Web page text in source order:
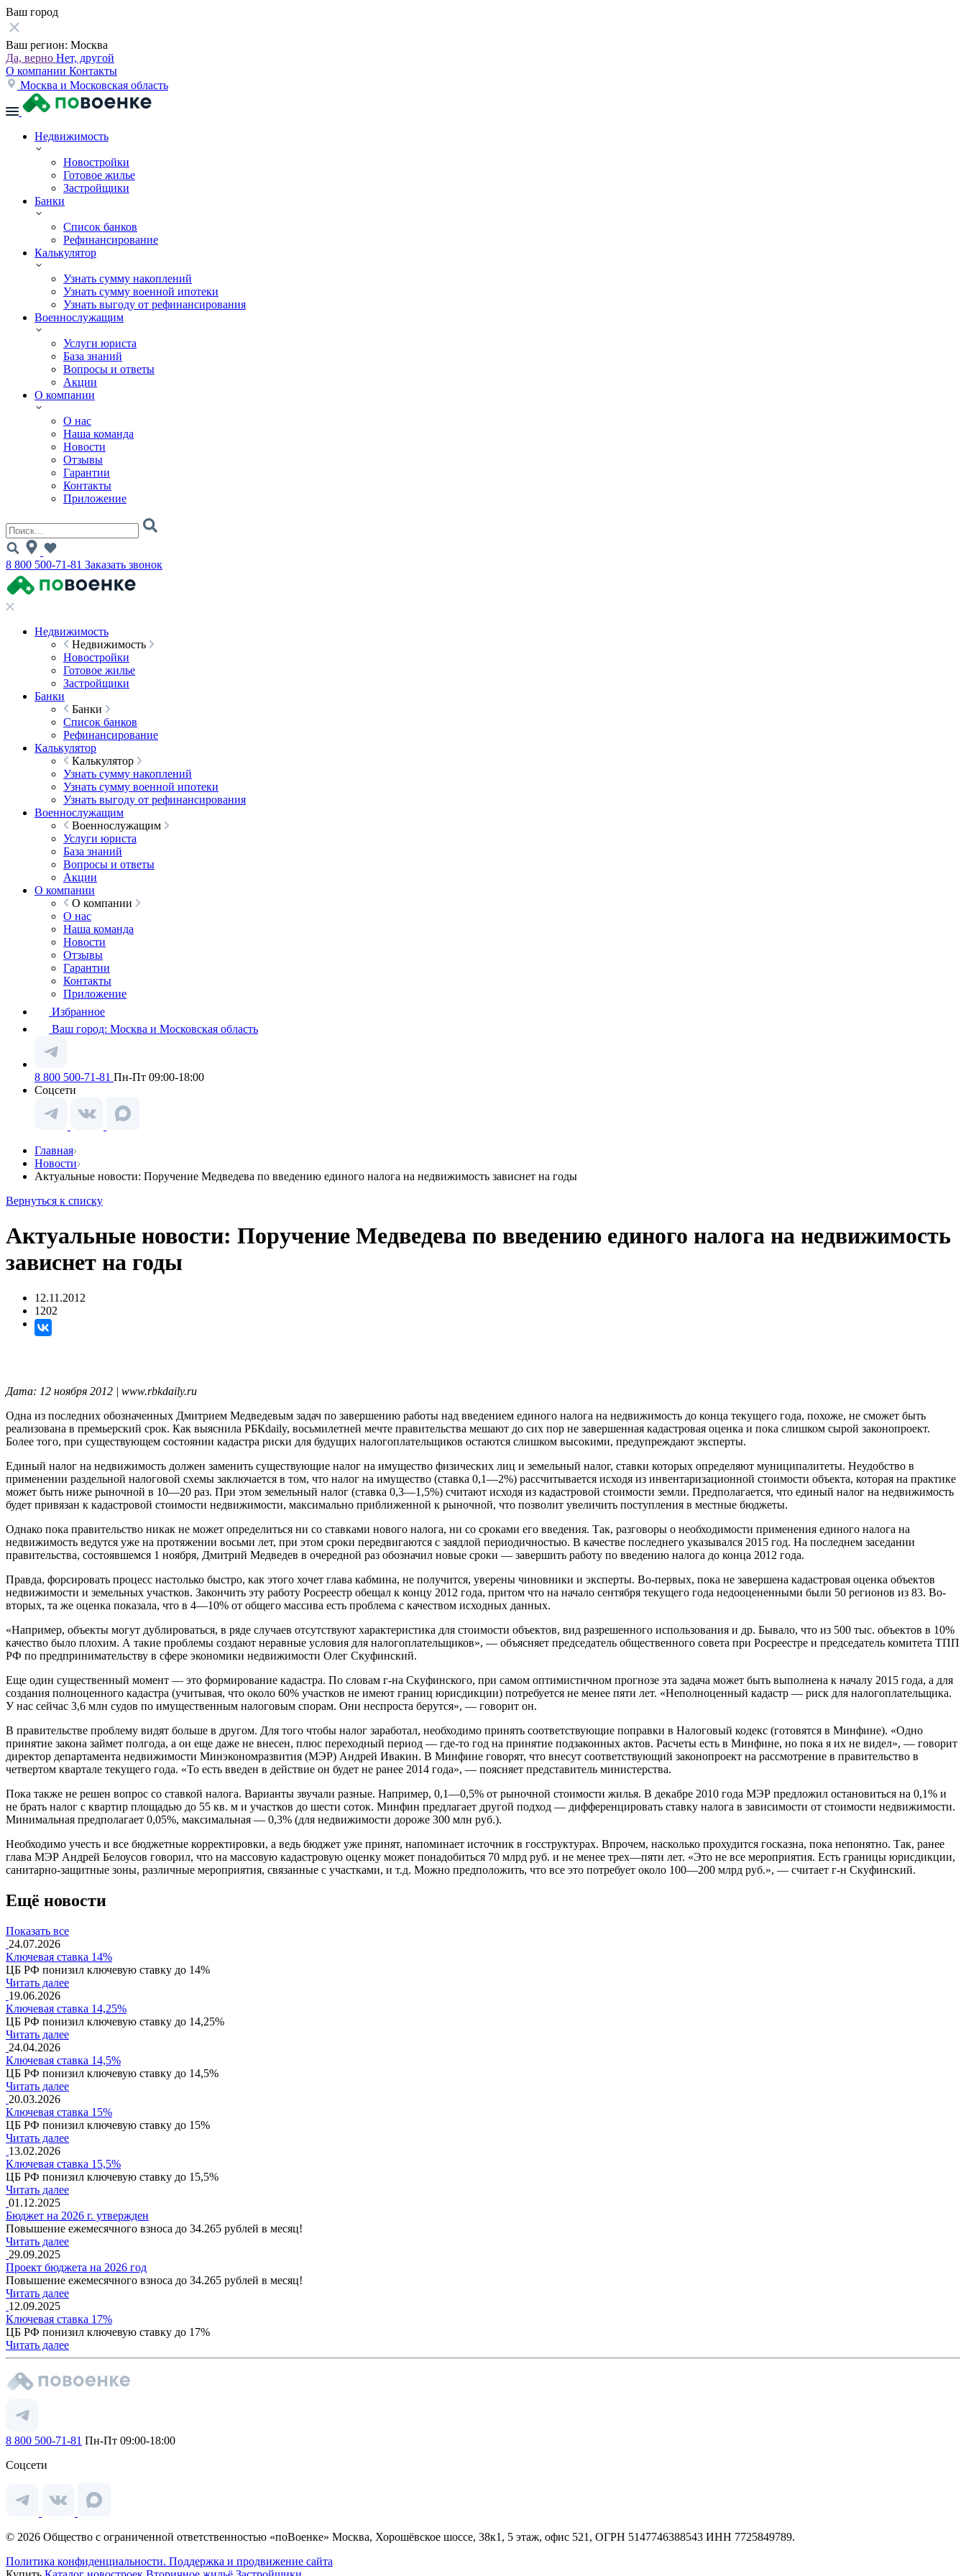
Ваш город
Ваш регион: Москва
Да, верно Нет, другой
О компании Контакты
Москва и Московская область
Недвижимость
Новостройки
Готовое жилье
Застройщики
Банки
Список банков
Рефинансирование
Калькулятор
Узнать сумму накоплений
Узнать сумму военной ипотеки
Узнать выгоду от рефинансирования
Военнослужащим
Услуги юриста
База знаний
Вопросы и ответы
Акции
О компании
О нас
Наша команда
Новости
Отзывы
Гарантии
Контакты
Приложение
8 800 500-71-81 Заказать звонок
Недвижимость
Недвижимость
Новостройки
Готовое жилье
Застройщики
Банки
Банки
Список банков
Рефинансирование
Калькулятор
Калькулятор
Узнать сумму накоплений
Узнать сумму военной ипотеки
Узнать выгоду от рефинансирования
Военнослужащим
Военнослужащим
Услуги юриста
База знаний
Вопросы и ответы
Акции
О компании
О компании
О нас
Наша команда
Новости
Отзывы
Гарантии
Контакты
Приложение
Избранное
Ваш город: Москва и Московская область
8 800 500-71-81 Пн-Пт 09:00-18:00
Соцсети
Главная
Новости
Актуальные новости: Поручение Медведева по введению единого налога на недвижимость зависнет на годы
Вернуться к списку
Актуальные новости: Поручение Медведева по введению единого налога на недвижимость
зависнет на годы
12.11.2012
1202
Дата: 12 ноября 2012 | www.rbkdaily.ru
Одна из последних обозначенных Дмитрием Медведевым задач по завершению работы над введением единого налога на недвижимость до конца текущего года, похоже, не сможет быть
реализована в премьерский срок. Как выяснила РБКdaily, восьмилетней мечте правительства мешают до сих пор не завершенная кадастровая оценка и пока слишком сырой законопроект.
Более того, при существующем состоянии кадастра риски для будущих налогоплательщиков остаются слишком высокими, предупреждают эксперты.
Единый налог на недвижимость должен заменить существующие налог на имущество физических лиц и земельный налог, ставки которых определяют муниципалитеты. Неудобство в
применении раздельной налоговой схемы заключается в том, что налог на имущество (ставка 0,1—2%) рассчитывается исходя из инвентаризационной стоимости объекта, которая на практике
может быть ниже рыночной в 10—20 раз. При этом земельный налог (ставка 0,3—1,5%) считают исходя из кадастровой стоимости земли. Предполагается, что единый налог на недвижимость
будет привязан к кадастровой стоимости недвижимости, максимально приближенной к рыночной, что позволит увеличить поступления в местные бюджеты.
Однако пока правительство никак не может определиться ни со ставками нового налога, ни со сроками его введения. Так, разговоры о необходимости применения единого налога на
недвижимость ведутся уже на протяжении восьми лет, при этом сроки передвигаются с заядлой периодичностью. В качестве последнего указывался 2015 год. На последнем заседании
правительства, состоявшемся 1 ноября, Дмитрий Медведев в очередной раз обозначил новые сроки — завершить работу по введению налога до конца 2012 года.
Правда, форсировать процесс настолько быстро, как этого хочет глава кабмина, не получится, уверены чиновники и эксперты. Во-первых, пока не завершена кадастровая оценка объектов
недвижимости и земельных участков. Закончить эту работу Росреестр обещал к концу 2012 года, притом что на начало сентября текущего года недооцененными были 50 регионов из 83. Во-
вторых, та же оценка показала, что в 4—10% от общего массива есть проблема с качеством исходных данных.
«Например, объекты могут дублироваться, в ряде случаев отсутствуют характеристика для стоимости объектов, вид разрешенного использования и др. Бывало, что из 500 тыс. объектов в 10%
качество было плохим. А такие проблемы создают неравные условия для налогоплательщиков», — объясняет председатель общественного совета при Росреестре и председатель комитета ТПП
РФ по предпринимательству в сфере экономики недвижимости Олег Скуфинский.
Еще один существенный момент — это формирование кадастра. По словам г-на Скуфинского, при самом оптимистичном прогнозе эта задача может быть выполнена к началу 2015 года, а для
создания полноценного кадастра (учитывая, что около 60% участков не имеют границ юрисдикции) потребуется не менее пяти лет. «Неполноценный кадастр — риск для налогоплательщика.
У нас сейчас 3,6 млн судов по имущественным налоговым спорам. Они неспроста берутся», — говорит он.
В правительстве проблему видят больше в другом. Для того чтобы налог заработал, необходимо принять соответствующие поправки в Налоговый кодекс (готовятся в Минфине). «Одно
принятие закона займет полгода, а он еще даже не внесен, плюс переходный период — где-то год на принятие подзаконных актов. Расчеты есть в Минфине, но пока я их не видел», — говорит
директор департамента недвижимости Минэкономразвития (МЭР) Андрей Ивакин. В Минфине говорят, что внесут соответствующий законопроект на рассмотрение в правительство в
четвертом квартале текущего года. «То есть введен в действие он будет не ранее 2014 года», — поясняет представитель министерства.
Пока также не решен вопрос со ставкой налога. Варианты звучали разные. Например, 0,1—0,5% от рыночной стоимости жилья. В декабре 2010 года МЭР предложил остановиться на 0,1% и
не брать налог с квартир площадью до 55 кв. м и участков до шести соток. Минфин предлагает другой подход — дифференцировать ставку налога в зависимости от стоимости недвижимости.
Минимальная предполагает 0,05%, максимальная — 0,3% (для недвижимости дороже 300 млн руб.).
Необходимо учесть и все бюджетные корректировки, а ведь бюджет уже принят, напоминает источник в госструктурах. Впрочем, насколько прохудится госказна, пока непонятно. Так, ранее
глава МЭР Андрей Белоусов говорил, что на массовую кадастровую оценку может понадобиться 70 млрд руб. и не менее трех—пяти лет. «Это не все мероприятия. Есть границы юрисдикции,
санитарно-защитные зоны, различные мероприятия, связанные с участками, и т.д. Можно предположить, что все это потребует около 100—200 млрд руб.», — считает г-н Скуфинский.
Ещё новости
Показать все
24.07.2026
Ключевая ставка 14%
ЦБ РФ понизил ключевую ставку до 14%
Читать далее
19.06.2026
Ключевая ставка 14,25%
ЦБ РФ понизил ключевую ставку до 14,25%
Читать далее
24.04.2026
Ключевая ставка 14,5%
ЦБ РФ понизил ключевую ставку до 14,5%
Читать далее
20.03.2026
Ключевая ставка 15%
ЦБ РФ понизил ключевую ставку до 15%
Читать далее
13.02.2026
Ключевая ставка 15,5%
ЦБ РФ понизил ключевую ставку до 15,5%
Читать далее
01.12.2025
Бюджет на 2026 г. утвержден
Повышение ежемесячного взноса до 34.265 рублей в месяц!
Читать далее
29.09.2025
Проект бюджета на 2026 год
Повышение ежемесячного взноса до 34.265 рублей в месяц!
Читать далее
12.09.2025
Ключевая ставка 17%
ЦБ РФ понизил ключевую ставку до 17%
Читать далее
8 800 500-71-81 Пн-Пт 09:00-18:00
Соцсети
© 2026 Общество с ограниченной ответственностью «поВоенке» Москва, Хорошёвское шоссе, 38к1, 5 этаж, офис 521, ОГРН 5147746388543 ИНН 7725849789.
Политика конфиденциальности. Поддержка и продвижение сайта